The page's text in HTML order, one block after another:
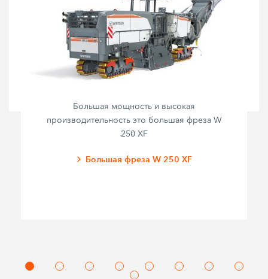
Большая мощность и высокая
производительность это большая фреза W
250 XF
Большая фреза W 250 XF